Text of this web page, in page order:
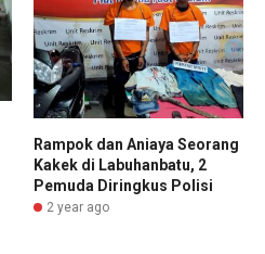
Rampok dan Aniaya Seorang
Kakek di Labuhanbatu, 2
Pemuda Diringkus Polisi
2 year ago